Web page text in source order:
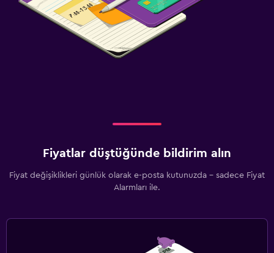
Fiyatlar düştüğünde bildirim alın
Fiyat değişiklikleri günlük olarak e-posta kutunuzda - sadece Fiyat
Alarmları ile.